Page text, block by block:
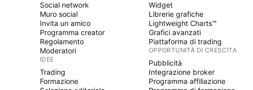
Social network
Muro social
Invita un amico
Programma creator
Regolamento
Moderatori
IDEE
Trading
Formazione
Widget
Librerie grafiche
Lightweight Charts™
Grafici avanzati
Piattaforma di trading
OPPORTUNITÀ DI CRESCITA
Pubblicità
Integrazione broker
Programma affiliazione